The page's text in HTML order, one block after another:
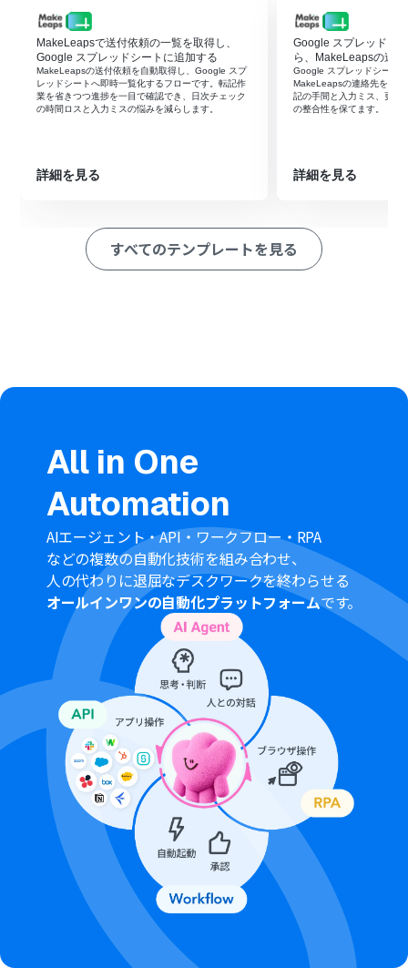
はじめに、MakeLeapsとSalesforceをYoomと連携しま
す。
次に、トリガーでフォームトリガーを選択し、「フォーム
が送信されたら」というアクションを設定し、顧客情報を
入力するためのフォームを作成します。
次に、オペレーションでMakeLeapsを選択し、「連絡先
をマッピングし、MakeLeapsに新しい連絡先を自動で作
ードを追加する」アクションを設定します。フォームの情
報やMakeLeapsで作成された連絡先情報を基に、
Salesforce内の指定したオブジェクト（例：リード、取引
MakeLeapsの「連絡先を作成」アクションでは、フォー
ムから取得したどの情報をMakeLeapsのどの項目（連絡
先の種類、会社名、氏名、メールアドレスなど）にマッ
ピングするかを任意で設定してください。
Salesforceの「レコードを追加」アクションでは、どのオ
ブジェクト（リード、取引先責任者など）に情報を追加す
るか、またフォームやMakeLeapsからの情報を
Salesforceのどの項目に対応させるかを任意で設定して
ください。
■注意事項
MakeLeaps、SalesforceのそれぞれとYoomを連携して
ください。
Salesforceはチームプラン・サクセスプランでのみご利用
いただけるアプリとなっております。フリープラン・ミニ
プランの場合は設定しているフローボットのオペレーシ
ョンやデータコネクトはエラーとなりますので、ご注意く
ださい。
チームプランやサクセスプランなどの有料プランは、2週
間の無料トライアルを行うことが可能です。無料トライア
ル中には制限対象のアプリを使用することができます。
MakeLeapsで送付依頼の一覧を取得し、
Google スプレッドシートに追加する
MakeLeapsの送付依頼を自動取得し、Google スプ
レッドシートへ即時一覧化するフローです。転記作
業を省きつつ進捗を一目で確認でき、日次チェック
の時間ロスと入力ミスの悩みを減らします。
詳細を見る
Google スプレッドシ
ら、MakeLeapsの連
Google スプレッドシート
MakeLeapsの連絡先を自
記の手間と入力ミス、更新
の整合性を保てます。
詳細を見る
すべてのテンプレートを見る
All in One
Automation
AIエージェント・API・ワークフロー・RPA
などの複数の自動化技術を組み合わせ、
人の代わりに退屈なデスクワークを終わらせる
オールインワンの自動化プラットフォームです。